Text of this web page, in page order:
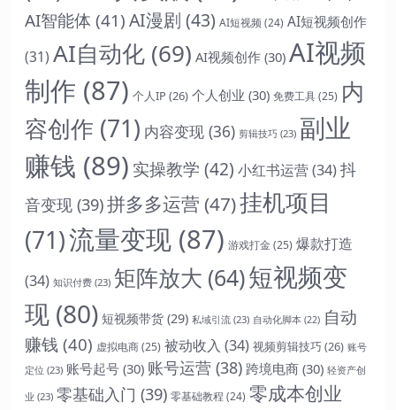
AI智能体 (41)AI漫剧 (43) AI短视频(24) AI短视频创作
(31) AI自动化 (69) AI视频创作 (30) AI视频
制作 (87) 个人IP (26) 个人创业 (30) 免费工具(25) 内
容创作 (71) 内容变现 (36) 剪辑技巧 (23) 副业
赚钱 (89) 实操教学 (42) 小红书运营(34)抖
音变现 (39)拼多多运营 (47)挂机项目
(71)流量变现 (87) 游戏打金(25) 爆款打造
(34) 知识付费 (23) 矩阵放大 (64)短视频变
现 (80) 短视频带货 (29) 私域引流 (23) 自动化脚本 (22) 自动
赚钱 (40) 虚拟电商(25) 被动收入 (34) 视频剪辑技巧(26) 账号
定位 (23) 账号起号 (30) 账号运营 (38) 跨境电商 (30) 轻资产创
业 (23) 零基础入门 (39) 零基础教程 (24) 零成本创业